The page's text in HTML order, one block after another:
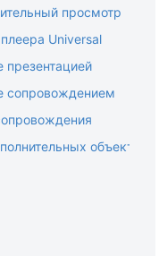
просмотр
Universal
презентацией
сопровождением
объектов